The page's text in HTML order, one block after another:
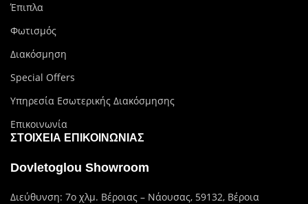
Έπιπλα
Φωτισμός
Διακόσμηση
Special Offers
Υπηρεσία Εσωτερικής Διακόσμησης
Επικοινωνία
ΣΤΟΙΧΕΊΑ ΕΠΙΚΟΙΝΩΝΊΑΣ
Dovletoglou Showroom
Διεύθυνση: 7ο χλμ. Βέροιας – Νάουσας, 59132, Βέροια